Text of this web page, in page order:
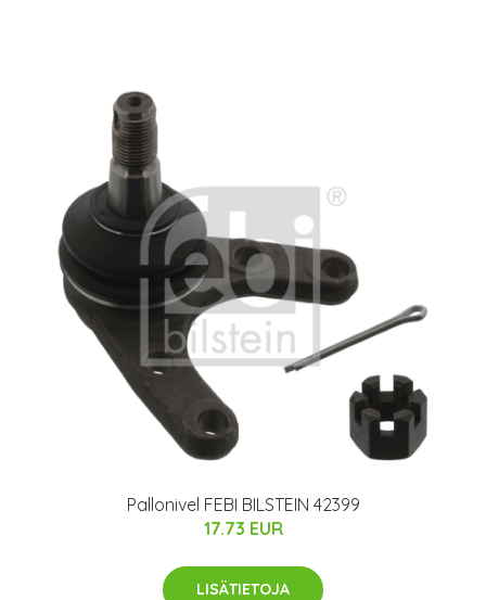
Pallonivel FEBI BILSTEIN 42399
17.73 EUR
LISÄTIETOJA